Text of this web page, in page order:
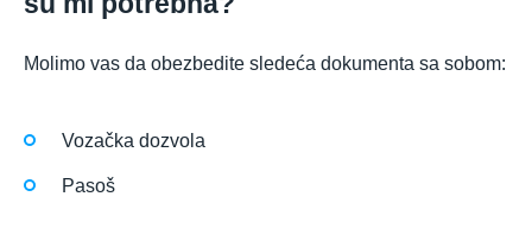
Molimo vas da obezbedite sledeća dokumenta sa sobom:
Vozačka dozvola
Pasoš